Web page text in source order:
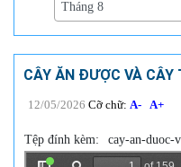
CÂY ĂN ĐƯỢC VÀ CÂY
12/05/2026 Cỡ chữ: A- A+
Tệp đính kèm: cay-an-duoc-